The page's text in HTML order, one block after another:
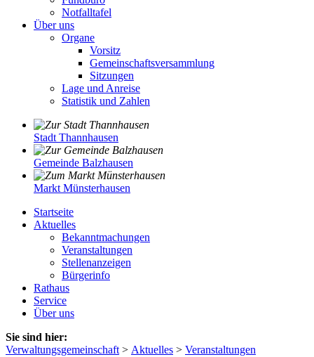
Notfalltafel
Über uns
Organe
Vorsitz
Gemeinschaftsversammlung
Sitzungen
Lage und Anreise
Statistik und Zahlen
Stadt Thannhausen
Gemeinde Balzhausen
Markt Münsterhausen
Startseite
Aktuelles
Bekanntmachungen
Veranstaltungen
Stellenanzeigen
Bürgerinfo
Rathaus
Service
Über uns
Sie sind hier:
Verwaltungsgemeinschaft > Aktuelles > Veranstaltungen